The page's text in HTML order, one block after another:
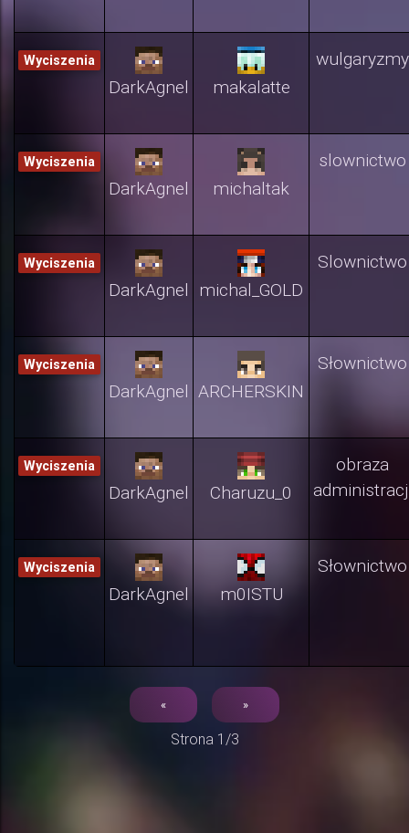
Wyciszenia
DarkAgnel makalatte
wulgaryzmy
Wyciszenia
DarkAgnel michaltak
slownictwo
Wyciszenia
DarkAgnel michal_GOLD
Slownictwo
Wyciszenia
DarkAgnel ARCHERSKIN
Słownictwo
Wyciszenia
DarkAgnel Charuzu_0
obraza
Wyciszenia
DarkAgnel m0ISTU
Słownictwo
« »
Strona 1/3